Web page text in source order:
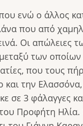
ενώ ο άλλος
που από
Οι απώλειες
των
που τους
και την
σε 3 φάλαγγες
Προφήτη